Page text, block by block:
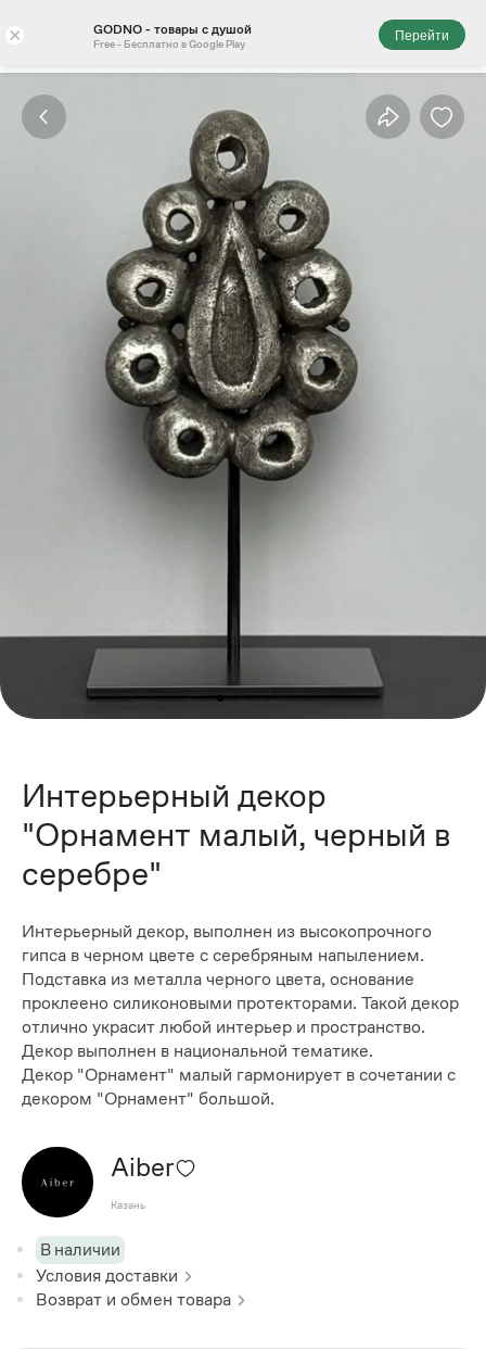
× GODNO - товары с душой
Free - Бесплатно в Google Play
Перейти
Интерьерный декор
"Орнамент малый, черный в
серебре"
Интерьерный декор, выполнен из высокопрочного
гипса в черном цвете с серебряным напылением.
Подставка из металла черного цвета, основание
проклеено силиконовыми протекторами. Такой декор
отлично украсит любой интерьер и пространство.
Декор выполнен в национальной тематике.
Декор "Орнамент" малый гармонирует в сочетании с
декором "Орнамент" большой.
Aiber
Казань
В наличии
Условия доставки
Возврат и обмен товара